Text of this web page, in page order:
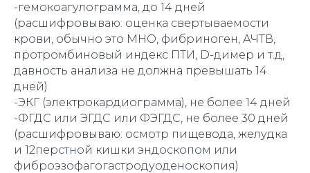
-гемокоагулограмма, до 14 дней
(расшифровываю: оценка свертываемости
крови, обычно это МНО, фибриноген, АЧТВ,
протромбиновый индекс ПТИ, D-димер и т.д,
давность анализа не должна превышать 14
дней)
-ЭКГ (электрокардиограмма), не более 14 дней
-ФГДС или ЭГДС или ФЭГДС, не более 30 дней
(расшифровываю: осмотр пищевода, желудка
и 12перстной кишки эндоскопом или
фиброэзофагогастродуоденоскопия)